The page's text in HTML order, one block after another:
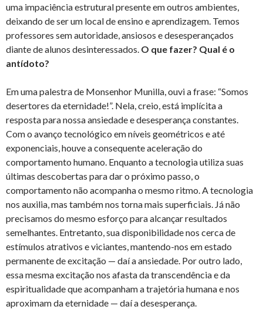
uma impaciência estrutural presente em outros ambientes,
deixando de ser um local de ensino e aprendizagem. Temos
professores sem autoridade, ansiosos e desesperançados
diante de alunos desinteressados. O que fazer? Qual é o
antídoto?
Em uma palestra de Monsenhor Munilla, ouvi a frase: “Somos
desertores da eternidade!”. Nela, creio, está implícita a
resposta para nossa ansiedade e desesperança constantes.
Com o avanço tecnológico em níveis geométricos e até
exponenciais, houve a consequente aceleração do
comportamento humano. Enquanto a tecnologia utiliza suas
últimas descobertas para dar o próximo passo, o
comportamento não acompanha o mesmo ritmo. A tecnologia
nos auxilia, mas também nos torna mais superficiais. Já não
precisamos do mesmo esforço para alcançar resultados
semelhantes. Entretanto, sua disponibilidade nos cerca de
estímulos atrativos e viciantes, mantendo-nos em estado
permanente de excitação — daí a ansiedade. Por outro lado,
essa mesma excitação nos afasta da transcendência e da
espiritualidade que acompanham a trajetória humana e nos
aproximam da eternidade — daí a desesperança.